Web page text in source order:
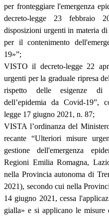
per fronteggiare l'emergenza
decreto-legge 23 febbraio
disposizioni urgenti in materia
per il contenimento
19»”;
VISTO il decreto-legge 22
urgenti per la graduale ripresa
rispetto delle esigenze di
dell’epidemia da Covid-19”,
legge 17 giugno 2021, n. 87;
VISTA l’ordinanza del
recante “Ulteriori misure
gestione dell'emergenza
Regioni Emilia Romagna,
nella Provincia autonoma di
2021), secondo cui nella
14 giugno 2021, cessa
gialla» e si applicano le